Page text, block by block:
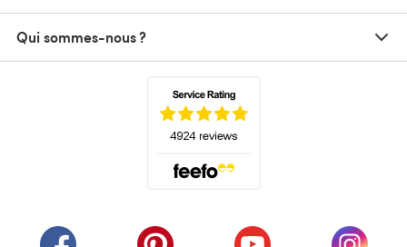
Qui sommes-nous ?
(s'ouvre dans un nouvel onglet)
(s'ouvre dans un nouvel onglet)
(s'ouvre dans un(s'ouvre